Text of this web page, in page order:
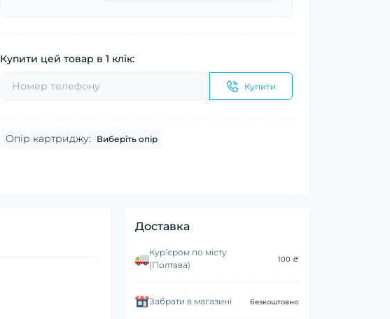
Купити цей товар в 1 клік:
Купити
Опір картриджу: Виберіть опір
Доставка
Курʼєром по місту
(Полтава)
100 ₴
Забрати в магазині безкоштовно